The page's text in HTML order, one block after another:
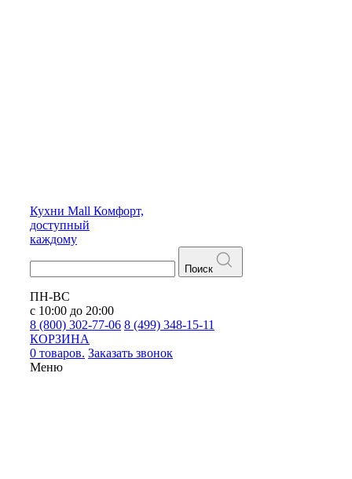
Кухни Mall Комфорт,
доступный
каждому
Поиск
ПН-ВС
с 10:00 до 20:00
8 (800) 302-77-06 8 (499) 348-15-11
КОРЗИНА
0 товаров. Заказать звонок
Меню